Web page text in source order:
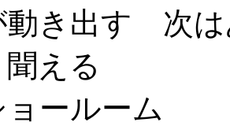
動き出す
館
ールーム